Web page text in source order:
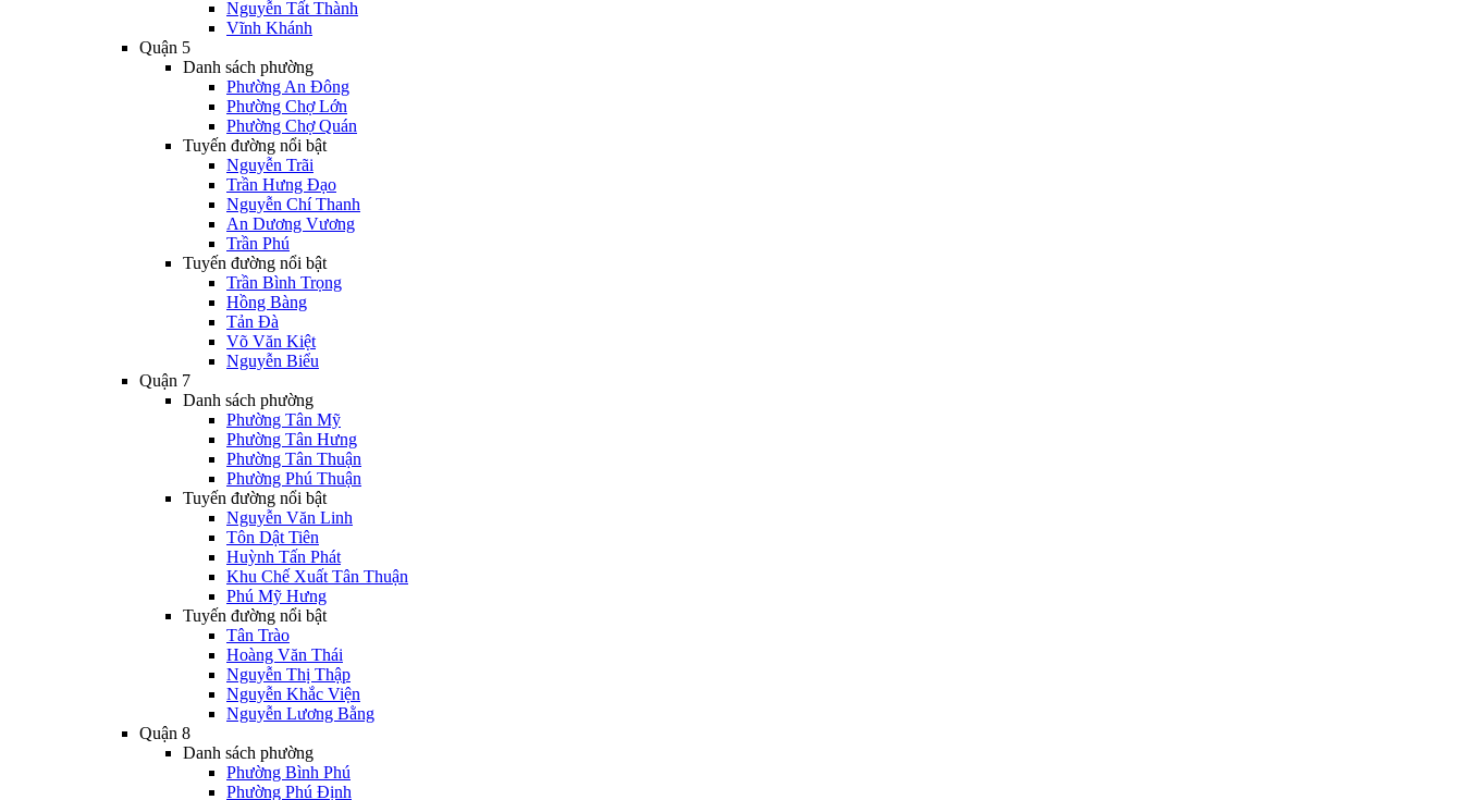
Nguyễn Tất Thành
Vĩnh Khánh
Quận 5
Danh sách phường
Phường An Đông
Phường Chợ Lớn
Phường Chợ Quán
Tuyến đường nổi bật
Nguyễn Trãi
Trần Hưng Đạo
Nguyễn Chí Thanh
An Dương Vương
Trần Phú
Tuyến đường nổi bật
Trần Bình Trọng
Hồng Bàng
Tản Đà
Võ Văn Kiệt
Nguyễn Biểu
Quận 7
Danh sách phường
Phường Tân Mỹ
Phường Tân Hưng
Phường Tân Thuận
Phường Phú Thuận
Tuyến đường nổi bật
Nguyễn Văn Linh
Tôn Dật Tiên
Huỳnh Tấn Phát
Khu Chế Xuất Tân Thuận
Phú Mỹ Hưng
Tuyến đường nổi bật
Tân Trào
Hoàng Văn Thái
Nguyễn Thị Thập
Nguyễn Khắc Viện
Nguyễn Lương Bằng
Quận 8
Danh sách phường
Phường Bình Phú
Phường Phú Định